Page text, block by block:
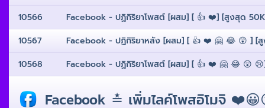
10566
Facebook - ปฏิกิริยาโพสต์ [ผสม] [ 👍 ❤️] [สูงสุด
10567
Facebook - ปฏิกิริยาหลัง [ผสม] [ 👍 ❤️ 🤗 😂 😲 ] [
10568
Facebook - ปฏิกิริยาโพสต์ [ผสม] [ 👍 ❤️ 🤗 😂 😲
Facebook ≛ เพิ่มไลค์โพสอิโมจิ